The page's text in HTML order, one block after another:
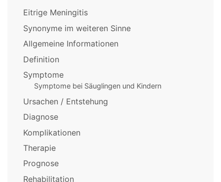
Eitrige Meningitis
Synonyme im weiteren Sinne
Allgemeine Informationen
Definition
Symptome
Symptome bei Säuglingen und Kindern
Ursachen / Entstehung
Diagnose
Komplikationen
Therapie
Prognose
Rehabilitation